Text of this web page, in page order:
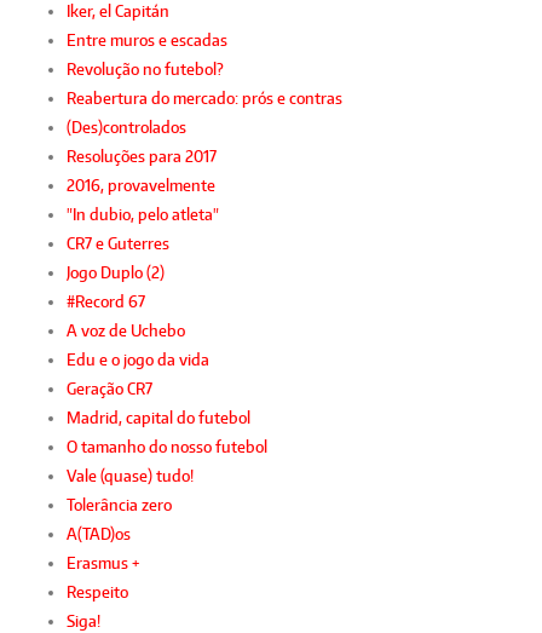
Iker, el Capitán
Entre muros e escadas
Revolução no futebol?
Reabertura do mercado: prós e contras
(Des)controlados
Resoluções para 2017
2016, provavelmente
"In dubio, pelo atleta"
CR7 e Guterres
Jogo Duplo (2)
#Record 67
A voz de Uchebo
Edu e o jogo da vida
Geração CR7
Madrid, capital do futebol
O tamanho do nosso futebol
Vale (quase) tudo!
Tolerância zero
A(TAD)os
Erasmus +
Respeito
Siga!